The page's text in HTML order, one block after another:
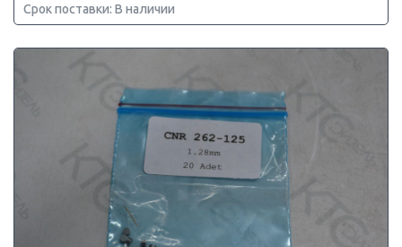
Срок поставки: В наличии